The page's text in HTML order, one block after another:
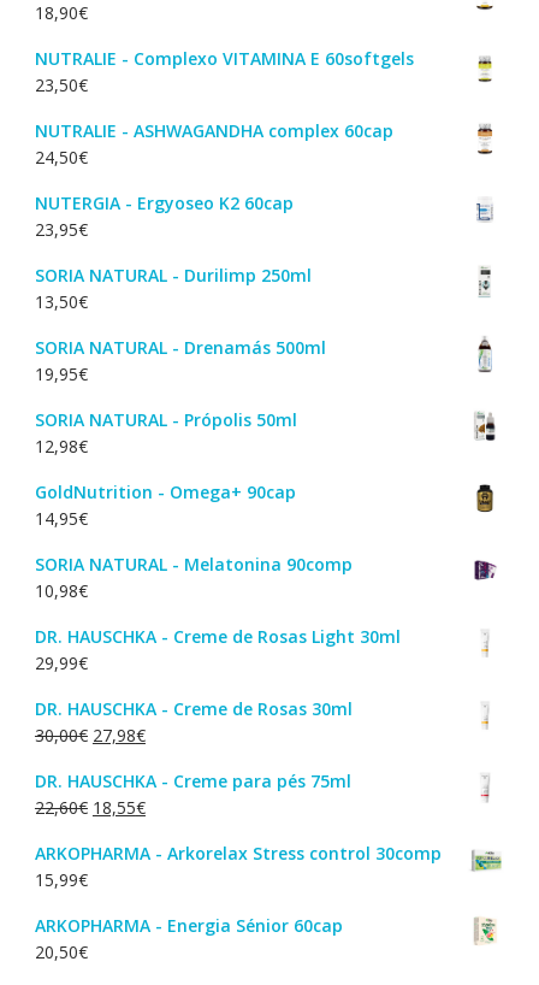
18,90€
NUTRALIE - Complexo VITAMINA E 60softgels
23,50€
NUTRALIE - ASHWAGANDHA complex 60cap
24,50€
NUTERGIA - Ergyoseo K2 60cap
23,95€
SORIA NATURAL - Durilimp 250ml
13,50€
SORIA NATURAL - Drenamás 500ml
19,95€
SORIA NATURAL - Própolis 50ml
12,98€
GoldNutrition - Omega+ 90cap
14,95€
SORIA NATURAL - Melatonina 90comp
10,98€
DR. HAUSCHKA - Creme de Rosas Light 30ml
29,99€
DR. HAUSCHKA - Creme de Rosas 30ml
30,00€ O
original
era:
27,98€O
atual
é:
DR. HAUSCHKA - Creme para pés 75ml
22,60€ O
original
18,55€O
atual
ARKOPHARMA - Arkorelax Stress control 30comp
15,99€
ARKOPHARMA - Energia Sénior 60cap
20,50€